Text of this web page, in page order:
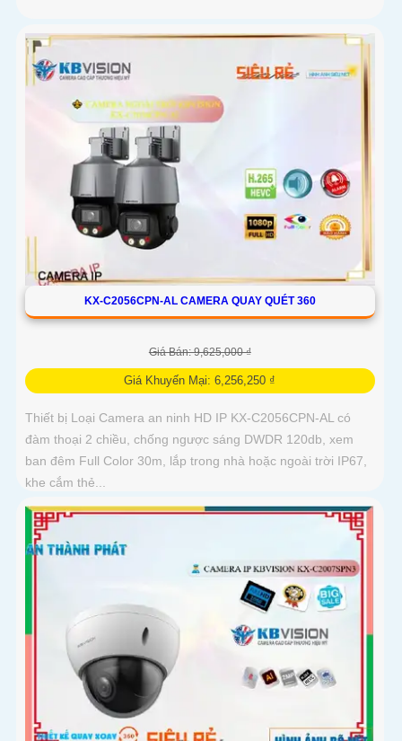
KX-C2056CPN-AL CAMERA QUAY QUÉT 360
Giá Bán: 9,625,000 ₫
Giá Khuyến Mại: 6,256,250 ₫
Thiết bị Loại Camera an ninh HD IP KX-C2056CPN-AL có
đàm thoại 2 chiều, chống ngược sáng DWDR 120db, xem
ban đêm Full Color 30m, lắp trong nhà hoặc ngoài trời IP67,
khe cắm thẻ...